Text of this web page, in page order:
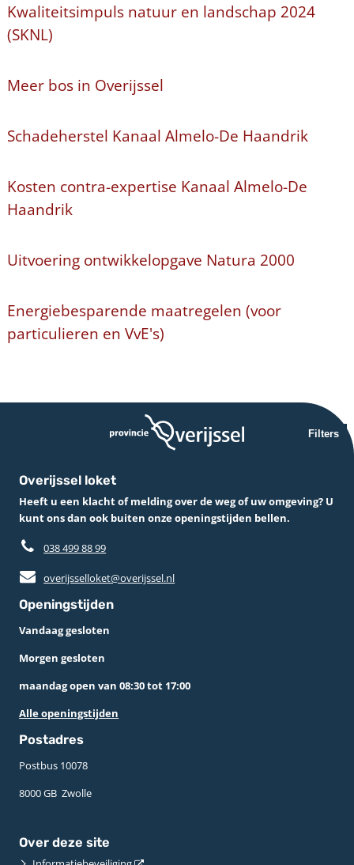
Kwaliteitsimpuls natuur en landschap 2024
(SKNL)
Meer bos in Overijssel
Schadeherstel Kanaal Almelo-De Haandrik
Kosten contra-expertise Kanaal Almelo-De
Haandrik
Uitvoering ontwikkelopgave Natura 2000
Energiebesparende maatregelen (voor
particulieren en VvE's)
Filters
Overijssel loket
Heeft u een klacht of melding over de weg of uw omgeving? U
kunt ons dan ook buiten onze openingstijden bellen.
038 499 88 99
overijsselloket@overijssel.nl
Openingstijden
Vandaag gesloten
Morgen gesloten
maandag open van 08:30 tot 17:00
Alle openingstijden
Postadres
Postbus 10078 ­
8000 GB ­ Zwolle
Over deze site